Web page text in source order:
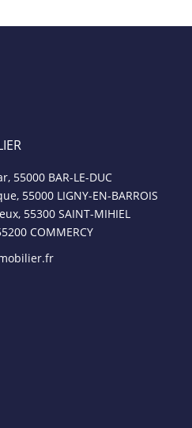
55000 BAR-LE-DUC
55000 LIGNY-EN-BARROIS
55300 SAINT-MIHIEL
COMMERCY